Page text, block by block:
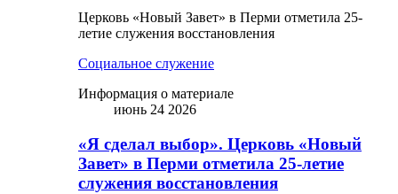
Церковь «Новый Завет» в Перми отметила 25-
летие служения восстановления
Социальное служение
Информация о материале
июнь 24 2026
«Я сделал выбор». Церковь «Новый
Завет» в Перми отметила 25-летие
служения восстановления